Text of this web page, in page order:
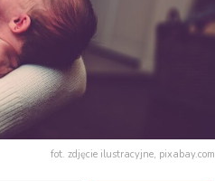
fot. zdjęcie ilustracyjne, pixabay.com